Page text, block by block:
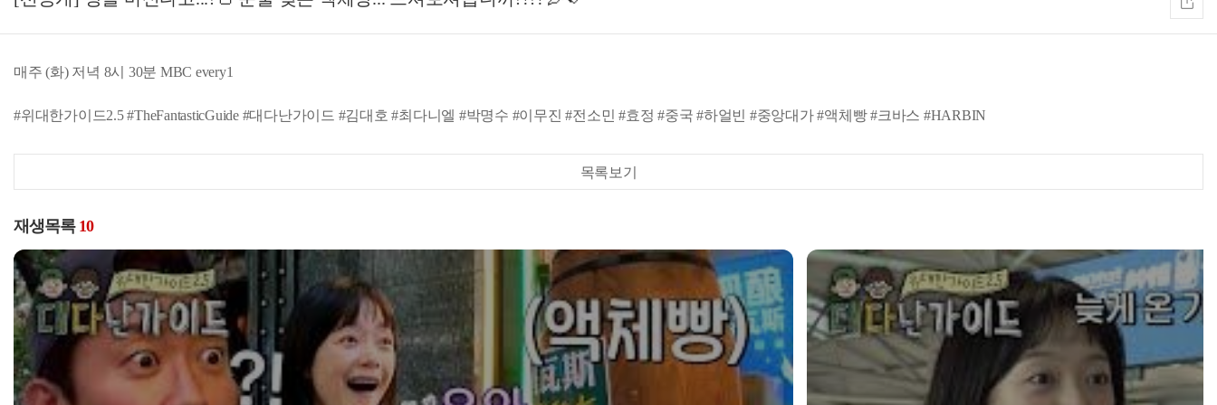
매주 (화) 저녁 8시 30분 MBC every1
#위대한가이드2.5 #TheFantasticGuide #대다난가이드 #김대호 #최다니엘 #박명수 #이무진 #전소민 #효정 #중국 #하얼빈 #중앙대가 #액체빵 #크바스 #HARBIN
목록보기
재생목록 10